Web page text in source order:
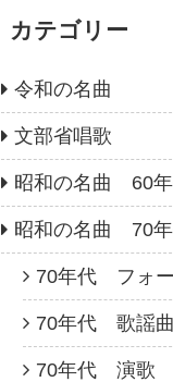
カテゴリー
令和の名曲
文部省唱歌
昭和の名曲 60
昭和の名曲 70
70年代 フォ
70年代 歌謡曲
70年代 演歌